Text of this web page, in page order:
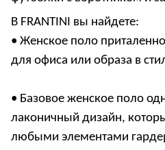
В FRANTINI вы найдете:
• Женское поло
для офиса или образа в
• Базовое женское поло
лаконичный дизайн,
любыми элементами